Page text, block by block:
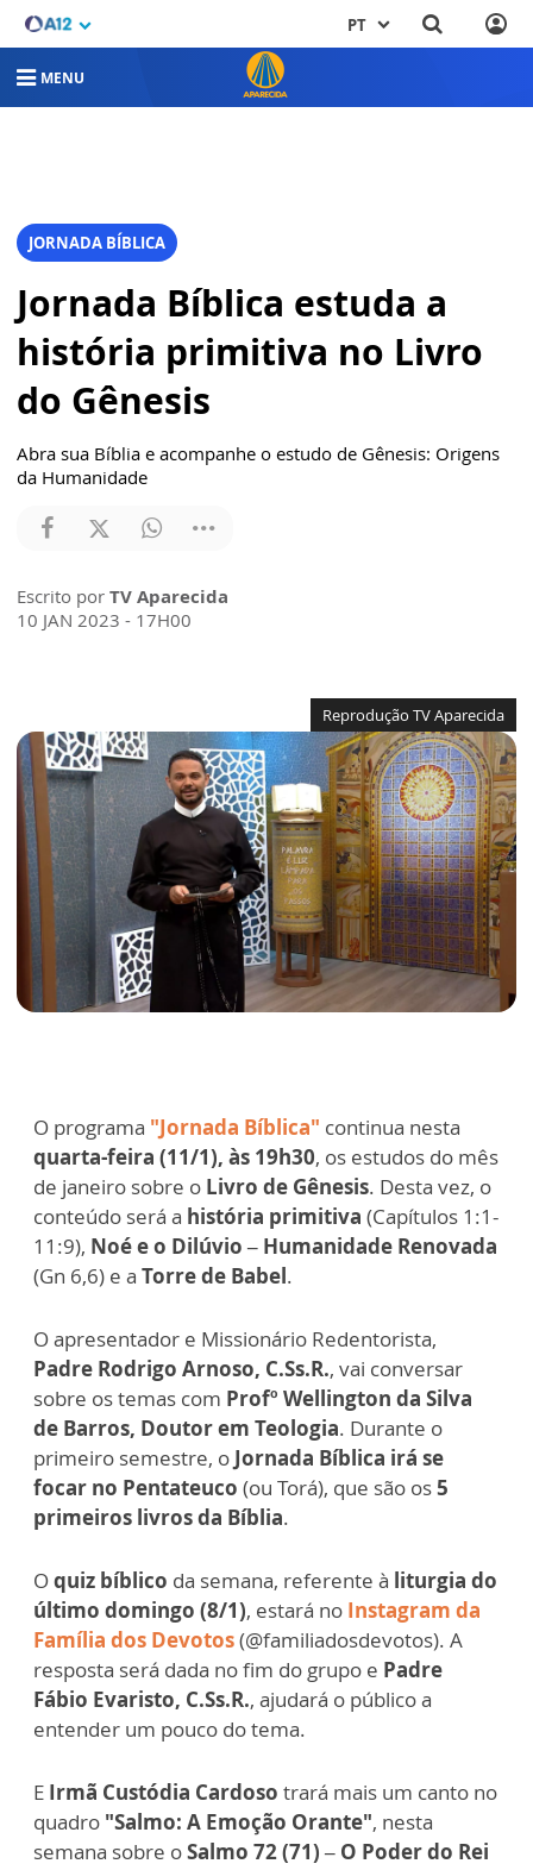
PT
MENU
JORNADA BÍBLICA
Jornada Bíblica estuda a
história primitiva no Livro
do Gênesis
Abra sua Bíblia e acompanhe o estudo de Gênesis: Origens
da Humanidade
Escrito por TV Aparecida
10 JAN 2023 - 17H00
Reprodução TV Aparecida
O programa "Jornada Bíblica" continua nesta
quarta-feira (11/1), às 19h30, os estudos do mês
de janeiro sobre o Livro de Gênesis. Desta vez, o
conteúdo será a história primitiva (Capítulos 1:1-
11:9), Noé e o Dilúvio – Humanidade Renovada
(Gn 6,6) e a Torre de Babel.
O apresentador e Missionário Redentorista,
Padre Rodrigo Arnoso, C.Ss.R., vai conversar
sobre os temas com Profº Wellington da Silva
de Barros, Doutor em Teologia. Durante o
primeiro semestre, o Jornada Bíblica irá se
focar no Pentateuco (ou Torá), que são os5
primeiros livros da Bíblia.
Oquiz bíblico da semana, referente à liturgia do
último domingo (8/1), estará no Instagram da
Família dos Devotos(@familiadosdevotos). A
resposta será dada no fim do grupo e Padre
Fábio Evaristo, C.Ss.R., ajudará o público a
entender um pouco do tema.
E Irmã Custódia Cardoso trará mais um canto no
quadro "Salmo: A Emoção Orante", nesta
semana sobre oSalmo 72 (71) – O Poder do Rei